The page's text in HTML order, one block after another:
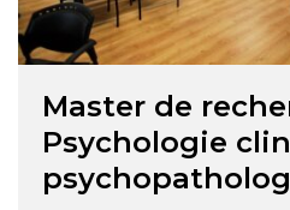
Master de
Psychologie